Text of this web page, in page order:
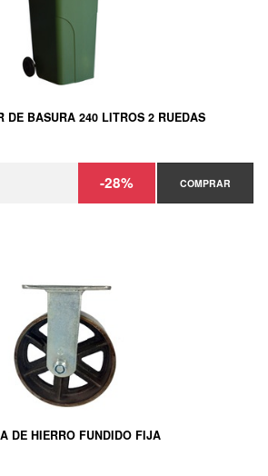
DE BASURA 240 LITROS 2 RUEDAS
-28% COMPRAR
DE HIERRO FUNDIDO FIJA